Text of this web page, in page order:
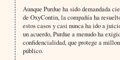
Aunque Purdue ha sido demandada
de OxyContin, la compañía ha
estos casos y casi nunca ha ido a
un acuerdo, Purdue a menudo ha
confidencialidad, que protege a
público.